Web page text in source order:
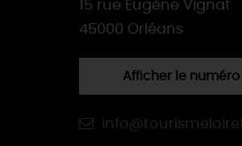
15 rue Eugène Vignat
45000 Orléans
Afficher le numéro